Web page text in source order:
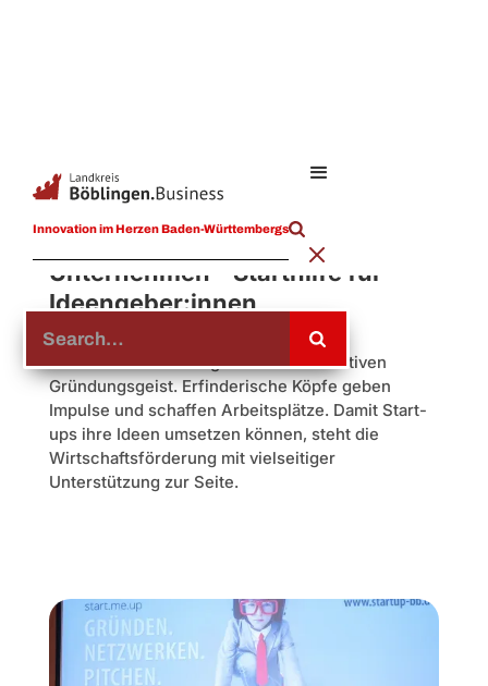
Innovation im Herzen Baden-Württembergs
Für Start-ups im Landkreis
Böblingen: Von der Idee zum
Unternehmen – Starthilfe für
Ideengeber:innen
Der Landkreis Böblingen steht für kreativen
Gründungsgeist. Erfinderische Köpfe geben
Impulse und schaffen Arbeitsplätze. Damit Start-
ups ihre Ideen umsetzen können, steht die
Wirtschaftsförderung mit vielseitiger
Unterstützung zur Seite.